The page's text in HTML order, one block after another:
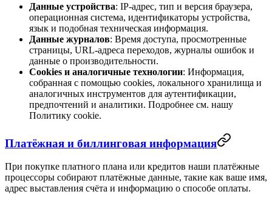
Данные устройства: IP-адрес, тип и версия браузера,
операционная система, идентификаторы устройства,
язык и подобная техническая информация.
Данные журналов: Время доступа, просмотренные
страницы, URL-адреса переходов, журналы ошибок и
данные о производительности.
Cookies и аналогичные технологии: Информация,
собранная с помощью cookies, локального хранилища и
аналогичных инструментов для аутентификации,
предпочтений и аналитики. Подробнее см. нашу
Политику cookie.
Платёжная и биллинговая информация
При покупке платного плана или кредитов наши платёжные
процессоры собирают платёжные данные, такие как ваше имя,
адрес выставления счёта и информацию о способе оплаты.